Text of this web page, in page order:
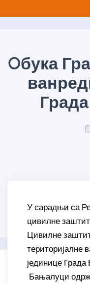
Oбука
У сарадњи са
цивилне
Цивилне
територијалне
јединице Града
Бањалуци